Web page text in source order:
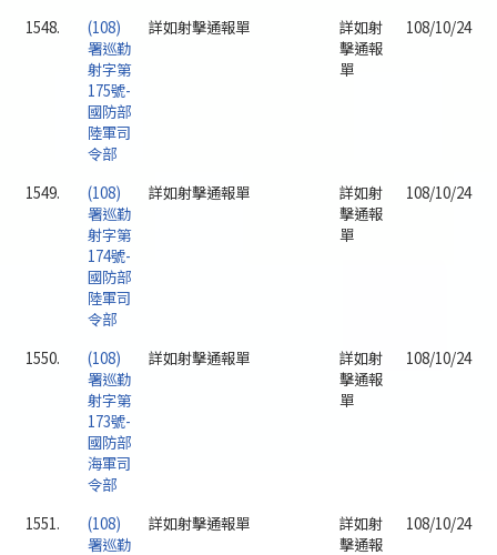
1548.
(108)
署巡勤
射字第
175號-
國防部
陸軍司
令部
詳如射擊通報單
詳如射
擊通報
單
108/10/24
1549.
(108)
署巡勤
射字第
174號-
國防部
陸軍司
令部
詳如射擊通報單
詳如射
擊通報
單
108/10/24
1550.
(108)
署巡勤
射字第
173號-
國防部
海軍司
令部
詳如射擊通報單
詳如射
擊通報
單
108/10/24
1551.
(108)
署巡勤
詳如射擊通報單
詳如射
擊通報
108/10/24